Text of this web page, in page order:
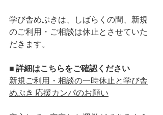
学び舎めぶきは、しばらくの間、新規
のご利用・ご相談は休止とさせていた
だきます。
■ 詳細はこちらをご確認ください
新規ご利用・相談の一時休止と学び舎
めぶき 応援カンパのお願い